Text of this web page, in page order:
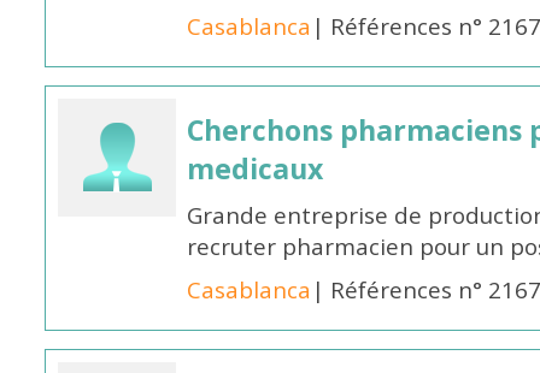
Casablanca | Références n°
Cherchons
medicaux
Grande entreprise de
recruter pharmacien pour un
Casablanca | Références n°